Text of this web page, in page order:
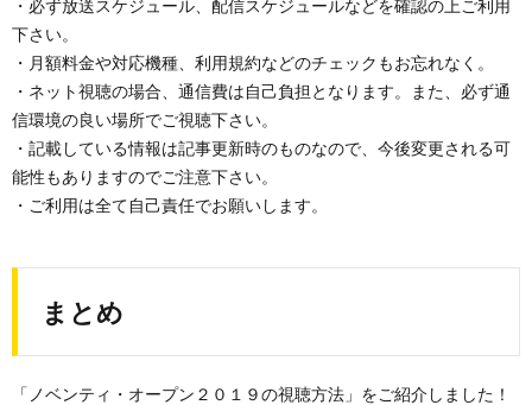
・必ず放送スケジュール、配信スケジュールなどを確認の上ご利用
下さい。
・月額料金や対応機種、利用規約などのチェックもお忘れなく。
・ネット視聴の場合、通信費は自己負担となります。また、必ず通
信環境の良い場所でご視聴下さい。
・記載している情報は記事更新時のものなので、今後変更される可
能性もありますのでご注意下さい。
・ご利用は全て自己責任でお願いします。
まとめ
「ノベンティ・オープン２０１９の視聴方法」をご紹介しました！